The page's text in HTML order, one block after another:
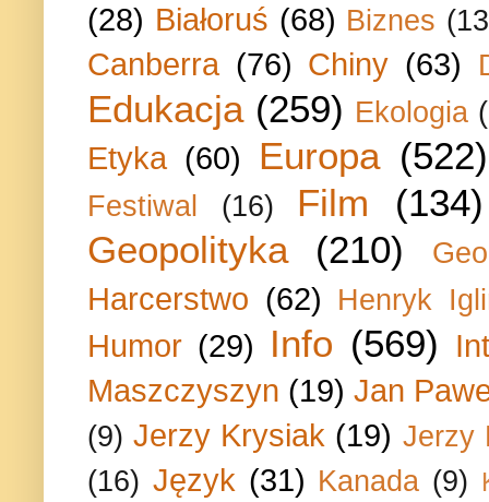
(28) Białoruś (68) Biznes
Canberra (76) Chiny (63)
Edukacja (259) Ekologia
Etyka (60) Europa (522)
Festiwal (16) Film
(134)
Geopolityka
(210)
Harcerstwo (62) Henryk
Humor (29) Info (569)
Maszczyszyn (19) Jan
(9) Jerzy Krysiak (19) Jerzy
(16) Język (31) Kanada (9)